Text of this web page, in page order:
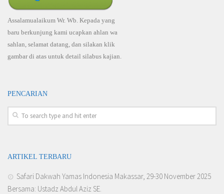
Assalamualaikum Wr. Wb. Kepada yang
baru berkunjung kami ucapkan ahlan wa
sahlan, selamat datang, dan silakan klik
gambar di atas untuk detail silabus kajian.
PENCARIAN
ARTIKEL TERBARU
Safari Dakwah Yamas Indonesia Makassar, 29-30 November 2025
Bersama: Ustadz Abdul Aziz SE.